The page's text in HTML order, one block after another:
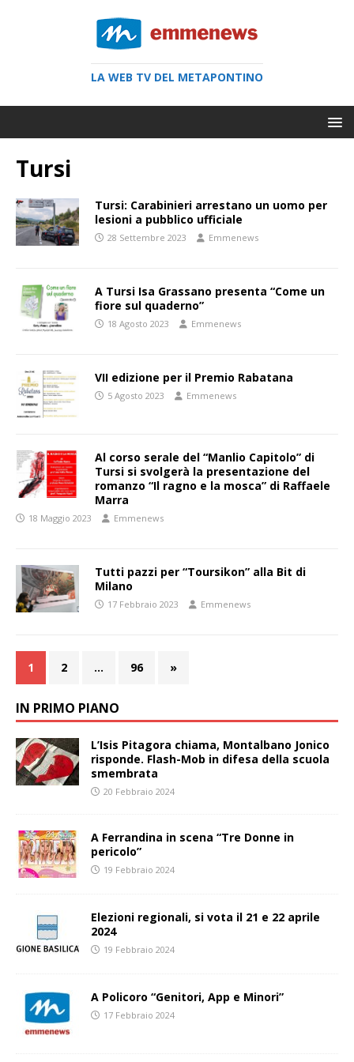
LA WEB TV DEL METAPONTINO
Tursi
Tursi: Carabinieri arrestano un uomo per
lesioni a pubblico ufficiale
28 Settembre 2023 Emmenews
A Tursi Isa Grassano presenta “Come un
fiore sul quaderno”
18 Agosto 2023 Emmenews
VII edizione per il Premio Rabatana
5 Agosto 2023 Emmenews
Al corso serale del “Manlio Capitolo” di
Tursi si svolgerà la presentazione del
romanzo “Il ragno e la mosca” di Raffaele
Marra
18 Maggio 2023 Emmenews
Tutti pazzi per “Toursikon” alla Bit di
Milano
17 Febbraio 2023 Emmenews
1 2 … 96 »
IN PRIMO PIANO
L’Isis Pitagora chiama, Montalbano Jonico
risponde. Flash-Mob in difesa della scuola
smembrata
20 Febbraio 2024
A Ferrandina in scena “Tre Donne in
pericolo”
19 Febbraio 2024
Elezioni regionali, si vota il 21 e 22 aprile
2024
19 Febbraio 2024
A Policoro “Genitori, App e Minori”
17 Febbraio 2024